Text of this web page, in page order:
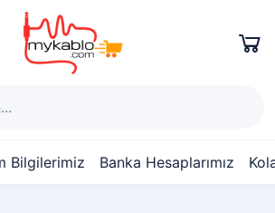
Bilgilerimiz Banka Hesaplarımız